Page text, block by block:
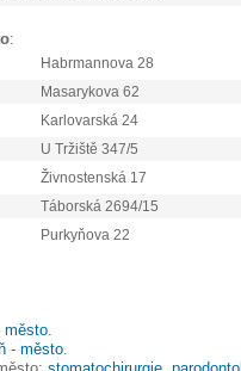
:
Habrmannova 28
Masarykova 62
Karlovarská 24
U Tržiště 347/5
Živnostenská 17
Táborská 2694/15
Purkyňova 22
město.
- město.